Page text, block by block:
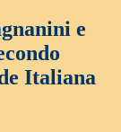
e
Italiana